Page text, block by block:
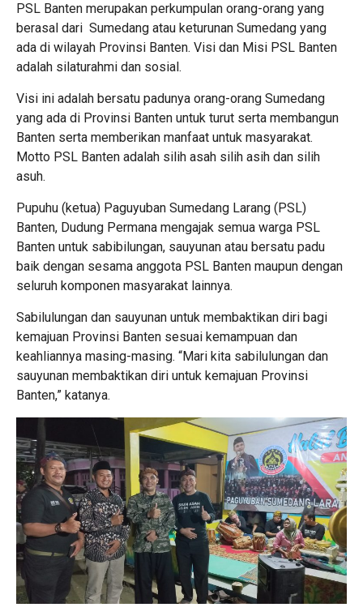
PSL Banten merupakan perkumpulan orang-orang yang
berasal dari Sumedang atau keturunan Sumedang yang
ada di wilayah Provinsi Banten. Visi dan Misi PSL Banten
adalah silaturahmi dan sosial.
Visi ini adalah bersatu padunya orang-orang Sumedang
yang ada di Provinsi Banten untuk turut serta membangun
Banten serta memberikan manfaat untuk masyarakat.
Motto PSL Banten adalah silih asah silih asih dan silih
asuh.
Pupuhu (ketua) Paguyuban Sumedang Larang (PSL)
Banten, Dudung Permana mengajak semua warga PSL
Banten untuk sabibilungan, sauyunan atau bersatu padu
baik dengan sesama anggota PSL Banten maupun dengan
seluruh komponen masyarakat lainnya.
Sabilulungan dan sauyunan untuk membaktikan diri bagi
kemajuan Provinsi Banten sesuai kemampuan dan
keahliannya masing-masing. “Mari kita sabilulungan dan
sauyunan membaktikan diri untuk kemajuan Provinsi
Banten,” katanya.